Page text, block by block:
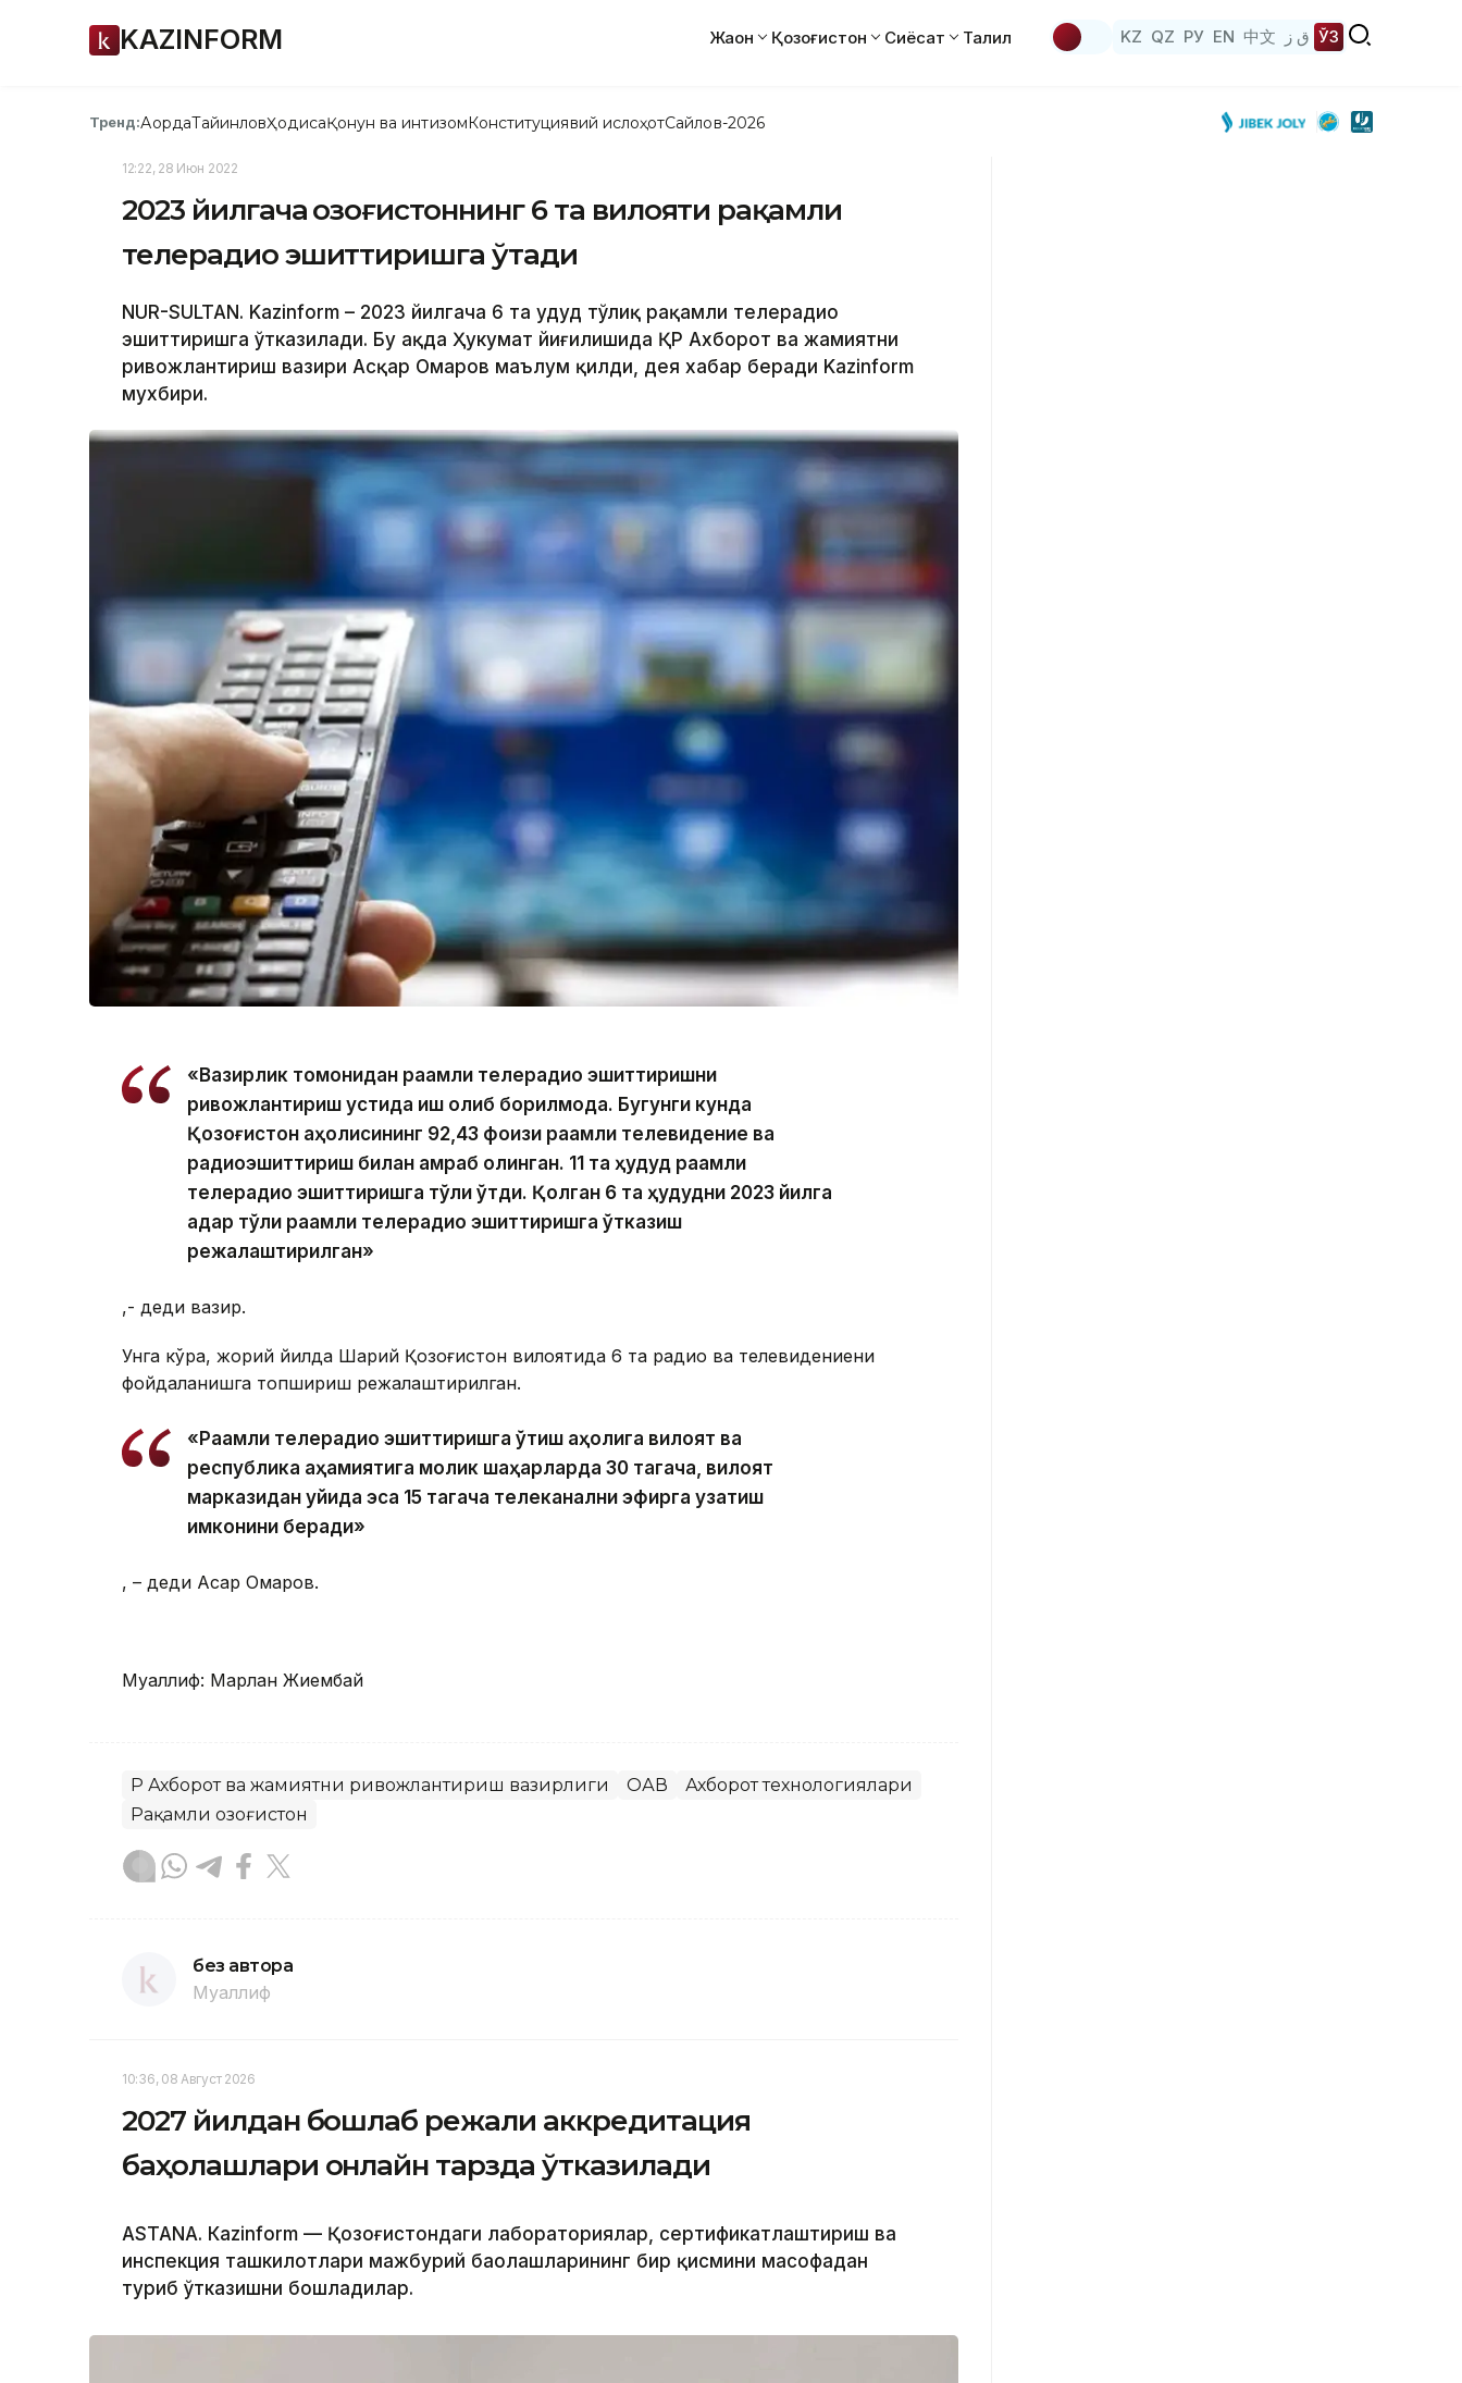
KAZINFORM Жаҳон Қозоғистон Сиёсат Таҳлил KZ QZ РУ EN 中文 ق ز ЎЗ
Тренд:АқордаТайинловҲодисаҚонун ва интизомКонституциявий ислоҳотСайлов-2026
12:22, 28 Июн 2022
2023 йилгача Қозоғистоннинг 6 та вилояти рақамли
телерадио эшиттиришга ўтади
NUR-SULTAN. Kazinform – 2023 йилгача 6 та ҳудуд тўлиқ рақамли телерадио
эшиттиришга ўтказилади. Бу ҳақда Ҳукумат йиғилишида ҚР Ахборот ва жамиятни
ривожлантириш вазири Асқар Омаров маълум қилди, дея хабар беради Kazinform
мухбири.
«Вазирлик томонидан рақамли телерадио эшиттиришни
ривожлантириш устида иш олиб борилмоқда. Бугунги кунда
Қозоғистон аҳолисининг 92,43 фоизи рақамли телевидение ва
радиоэшиттириш билан қамраб олинган. 11 та ҳудуд рақамли
телерадио эшиттиришга тўлиқ ўтди. Қолган 6 та ҳудудни 2023 йилга
қадар тўлиқ рақамли телерадио эшиттиришга ўтказиш
режалаштирилган»
,- деди вазир.
Унга кўра, жорий йилда Шарқий Қозоғистон вилоятида 6 та радио ва телевидениени
фойдаланишга топшириш режалаштирилган.
«Рақамли телерадио эшиттиришга ўтиш аҳолига вилоят ва
республика аҳамиятига молик шаҳарларда 30 тагача, вилоят
марказидан қуйида эса 15 тагача телеканални эфирга узатиш
имконини беради»
, – деди Асқар Омаров.
Муаллиф: Марлан Жиембай
ҚР Ахборот ва жамиятни ривожлантириш вазирлиги ОАВ
Ахборот технологиялари
Рақамли Қозоғистон
без автора
Муаллиф
10:36, 08 Август 2026
2027 йилдан бошлаб режали аккредитация
баҳолашлари онлайн тарзда ўтказилади
ASTANА. Кazinform — Қозоғистондаги лабораториялар, сертификатлаштириш ва
инспекция ташкилотлари мажбурий баҳолашларининг бир қисмини масофадан
туриб ўтказишни бошладилар.